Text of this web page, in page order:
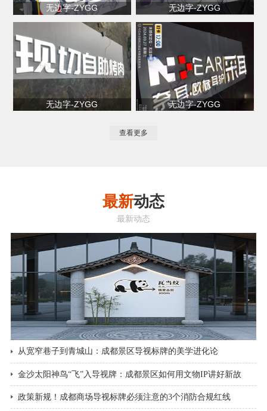
无边字-ZYGG 无边字-ZYGG
无边字-ZYGG 无边字-ZYGG
查看更多
最新动态
最新动态
从宽窄巷子到青城山：成都景区导视标牌的美学进化论
金沙太阳神鸟“飞”入导视牌：成都景区如何用文物IP讲好新故
事？|成都景区导视标牌
政策新规！成都商场导视标牌必须注意的3个消防合规红线